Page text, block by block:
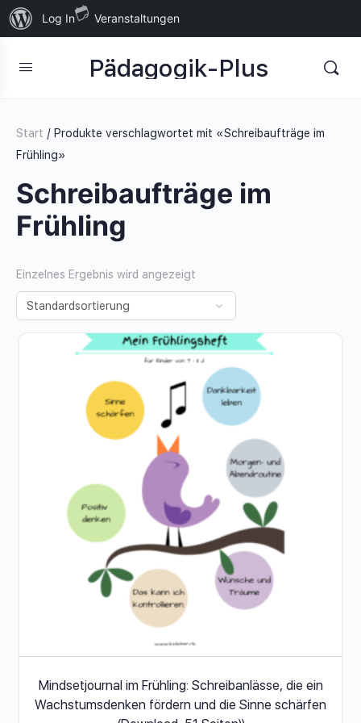
Über
WordPress
Log In Veranstaltungen
Pädagogik-Plus
Start / Produkte verschlagwortet mit «Schreibaufträge im
Frühling»
Schreibaufträge im
Frühling
Einzelnes Ergebnis wird angezeigt
Mindsetjournal im Frühling: Schreibanlässe, die ein
Wachstumsdenken fördern und die Sinne schärfen